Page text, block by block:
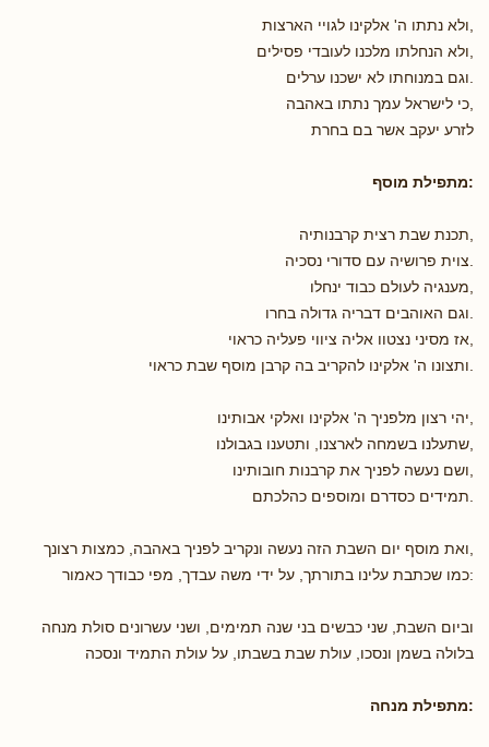
,ולא נתתו ה' אלקינו לגויי הארצות
,ולא הנחלתו מלכנו לעובדי פסילים
.וגם במנוחתו לא ישכנו ערלים
,כי לישראל עמך נתתו באהבה
לזרע יעקב אשר בם בחרת
:מתפילת מוסף
,תכנת שבת רצית קרבנותיה
.צוית פרושיה עם סדורי נסכיה
,מענגיה לעולם כבוד ינחלו
.וגם האוהבים דבריה גדולה בחרו
,אז מסיני נצטוו אליה ציווי פעליה כראוי
.ותצונו ה' אלקינו להקריב בה קרבן מוסף שבת כראוי
,יהי רצון מלפניך ה' אלקינו ואלקי אבותינו
,שתעלנו בשמחה לארצנו, ותטענו בגבולנו
,ושם נעשה לפניך את קרבנות חובותינו
.תמידים כסדרם ומוספים כהלכתם
,ואת מוסף יום השבת הזה נעשה ונקריב לפניך באהבה, כמצות רצונך
:כמו שכתבת עלינו בתורתך, על ידי משה עבדך, מפי כבודך כאמור
וביום השבת, שני כבשים בני שנה תמימים, ושני עשרונים סולת מנחה
בלולה בשמן ונסכו, עולת שבת בשבתו, על עולת התמיד ונסכה
:מתפילת מנחה